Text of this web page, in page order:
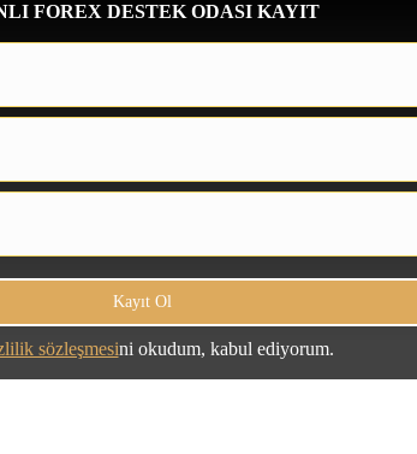
FOREX DESTEK ODASI KAYIT
sözleşmesini okudum, kabul ediyorum.